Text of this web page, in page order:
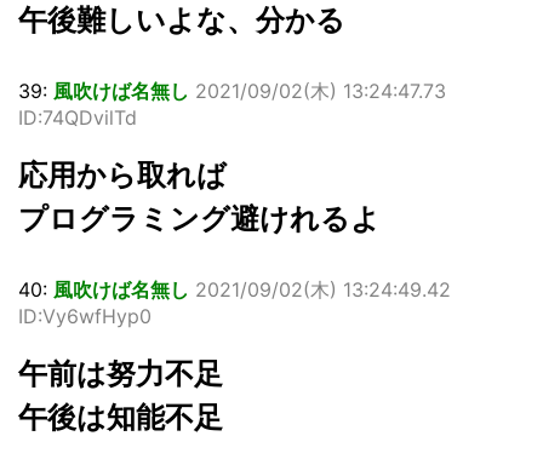
午後難しいよな、分かる
39: 風吹けば名無し 2021/09/02(木) 13:24:47.73
ID:74QDvilTd
応用から取れば
プログラミング避けれるよ
40: 風吹けば名無し 2021/09/02(木) 13:24:49.42
ID:Vy6wfHyp0
午前は努力不足
午後は知能不足